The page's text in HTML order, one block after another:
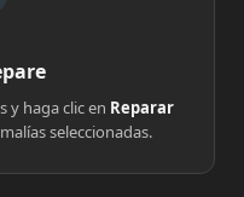
y haga clic en Reparar
seleccionadas.